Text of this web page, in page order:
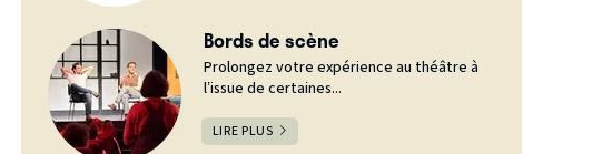
Bords de scène
Prolongez votre expérience au théâtre à
l’issue de certaines...
LIRE PLUS